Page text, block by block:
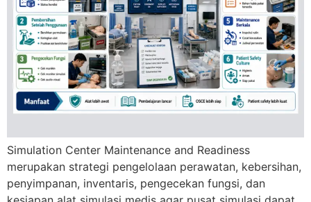
Simulation Center Maintenance and Readiness
merupakan strategi pengelolaan perawatan, kebersihan,
penyimpanan, inventaris, pengecekan fungsi, dan